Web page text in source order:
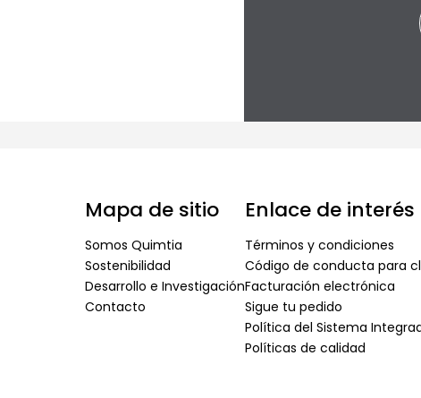
Mapa de sitio
Somos Quimtia
Sostenibilidad
Desarrollo e Investigación
Contacto
Enlace de interés
Términos y condiciones
Código de conducta para
Facturación electrónica
Sigue tu pedido
Política del Sistema
Políticas de calidad